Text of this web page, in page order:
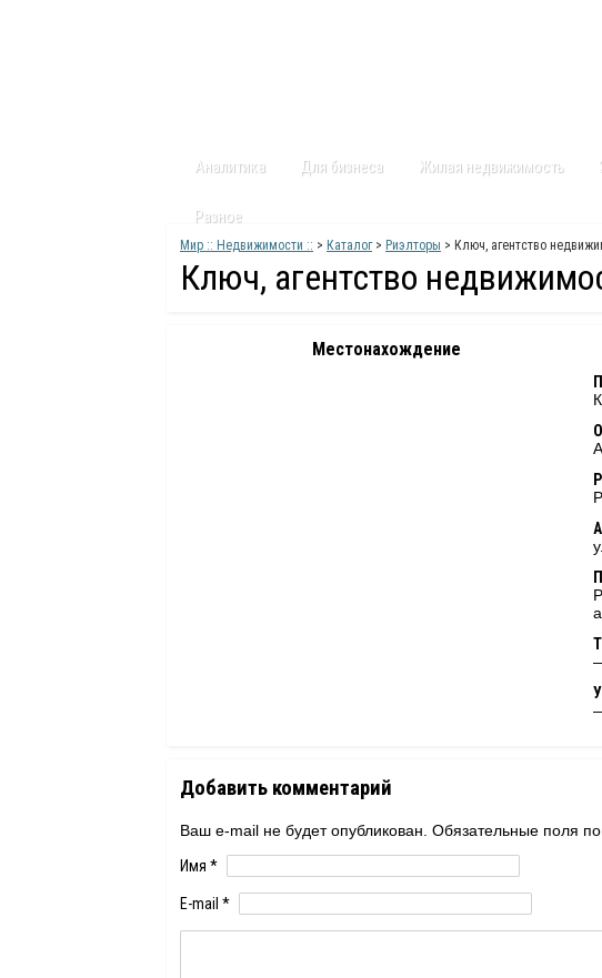
Аналитика Для бизнеса Жилая недвижимость
Разное
Мир :: Недвижимости :: > Каталог> Риэлторы > Ключ, агентство
Ключ, агентство
Местонахождение
Добавить комментарий
Ваш e-mail не будет опубликован. Обязательные поля
Имя *
E-mail *